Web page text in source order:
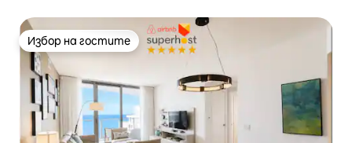
Избор на гостите
Избор на гостите